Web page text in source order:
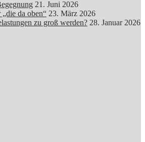
21. Juni 2026
da oben“ 23. März 2026
zu groß werden? 28. Januar 2026